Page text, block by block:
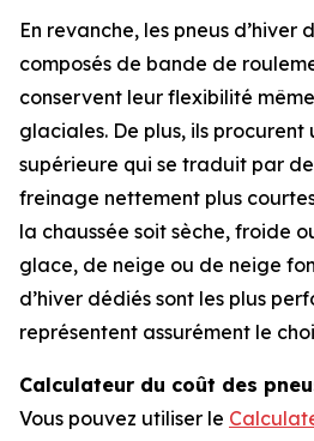
En revanche, les pneus
composés de bande de
conservent leur flexibilité
glaciales. De plus, ils procurent
supérieure qui se traduit par
freinage nettement plus
la chaussée soit sèche, froide
glace, de neige ou de neige
d’hiver dédiés sont les plus
représentent assurément le
Calculateur du coût des
Vous pouvez utiliser le